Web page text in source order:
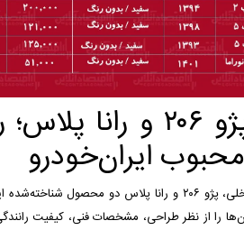
مقایسه پژو ۲۰۶ و
ایران‌خودرو
در بازار خودروهای داخلی، پژو ۲۰۶ و رانا پلاس دو
را از نظر طراحی، مشخصات فنی، کیفیت